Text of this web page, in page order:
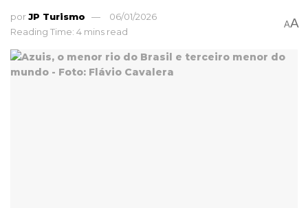
porJP Turismo
06/01/2026
Reading Time: 4 mins read
AA